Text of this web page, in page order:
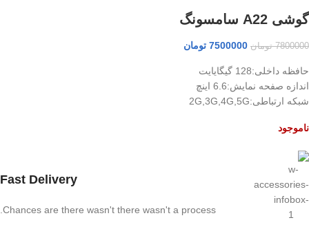
گوشی A22 سامسونگ
7800000 تومان 7500000 تومان
حافظه داخلی:128 گیگایایت
اندازه صفحه نمایش:6.6 اینچ
شبکه ارتباطی:2G,3G,4G,5G
ناموجود
Fast Delivery
Chances are there wasn't there wasn't a process.